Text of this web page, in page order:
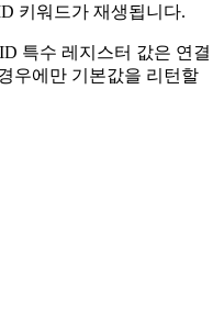
키워드가 재생됩니다.
특수 레지스터 값은 연결
우에만 기본값을 리턴할